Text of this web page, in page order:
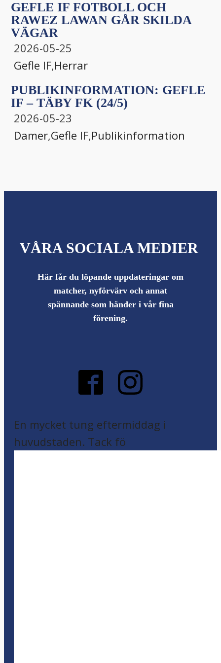
GEFLE IF FOTBOLL OCH
RAWEZ LAWAN GÅR SKILDA
VÄGAR
2026-05-25
Gefle IF,Herrar
PUBLIKINFORMATION: GEFLE
IF – TÄBY FK (24/5)
2026-05-23
Damer,Gefle IF,Publikinformation
VÅRA SOCIALA MEDIER
Här får du löpande uppdateringar om
matcher, nyförvärv och annat
spännande som händer i vår fina
förening.
En mycket tung eftermiddag i
huvudstaden. Tack fö